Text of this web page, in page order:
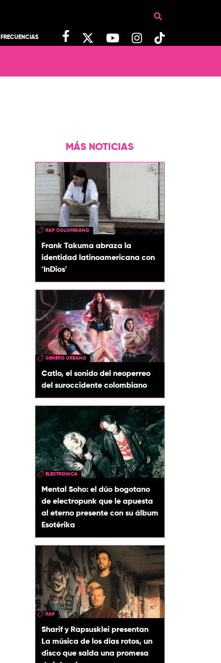
FRECUENCIAS
MÁS NOTICIAS
RAP COLOMBIANO
Frank Takuma abraza la
identidad latinoamericana con
'InDios'
GÉNERO URBANO
Catlo, el sonido del neoperreo
del suroccidente colombiano
ELECTRONICA
Mental Soho: el dúo bogotano
de electropunk que le apuesta
al eterno presente con su álbum
Esotérika
RAP
Sharif y Rapsusklei presentan
La música de los días rotos, un
disco que salda una promesa